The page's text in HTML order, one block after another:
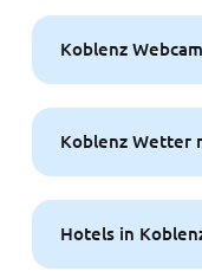
Koblenz Webcam
Koblenz Wetter
Hotels in